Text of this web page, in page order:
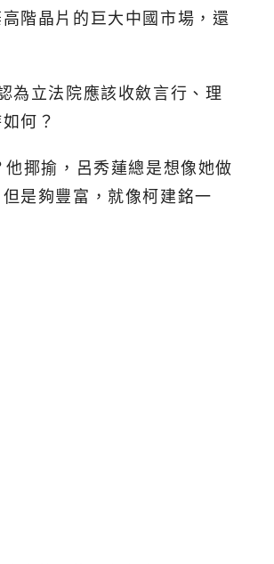
階晶片的巨大中國市場，還
為立法院應該收斂言行、理
何？
揶揄，呂秀蓮總是想像她做
是夠豐富，就像柯建銘一